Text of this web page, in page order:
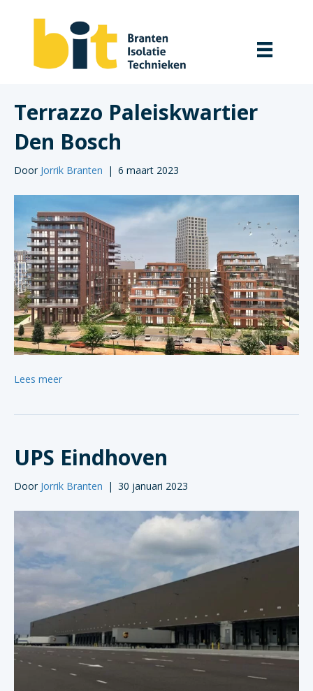
Terrazzo Paleiskwartier
Den Bosch
Door Jorrik Branten | 6 maart 2023
Lees meer
UPS Eindhoven
Door Jorrik Branten | 30 januari 2023